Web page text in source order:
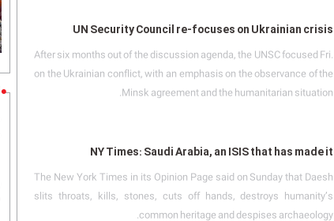
UN Security Council re-focuses on Ukrainian crisis
After six months out of the discussion agenda, the UNSC focused Fri.
on the Ukrainian conflict, with an emphasis on the observance of the
Minsk agreement and the humanitarian situation.
NY Times: Saudi Arabia, an ISIS that has made it
The New York Times in its Opinion Page said on Sunday that Daesh
slits throats, kills, stones, cuts off hands, destroys humanity’s
common heritage and despises archaeology.